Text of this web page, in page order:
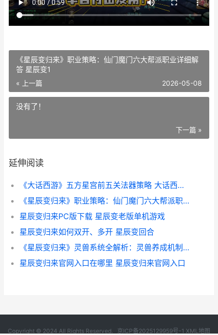
《星辰变归来》职业策略：仙门魔门六大帮派职业详细解
答 星辰变1
« 上一篇 2026-05-08
没有了！
下一篇 »
延伸阅读
《大话西游》五方星宫前五关法器策略 大话西游五行修炼有什么用处
《星辰变归来》职业策略：仙门魔门六大帮派职业详细解答 星辰变1
星辰变归来PC版下载 星辰变老版单机游戏
星辰变归来如何双开、多开 星辰变回合
《星辰变归来》灵兽系统全解析：灵兽养成机制&诀窍详细解答 “星辰变”
星辰变归来官网入口在哪里 星辰变归来官网入口
Copyright © 2024 All Rights Reserved. 京ICP备2025129959号-1 XML地图